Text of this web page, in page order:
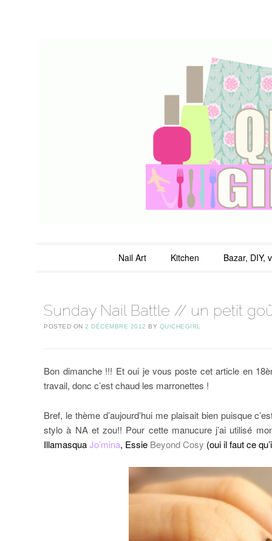
QuicheGirl
Nail Art Kitchen Bazar, DIY,
Sunday Nail Battle // un petit
POSTED ON2 DÉCEMBRE 2012 BY QUICHEGIRL
Bon dimanche !!! Et oui je vous poste cet article en
travail, donc c’est chaud les marronettes !
Bref, le thème d’aujourd’hui me plaisait bien puisque
stylo à NA et zou!! Pour cette manucure j’ai utilisé
Illamasqua Jo’mina, Essie Beyond Cosy (oui il faut ce